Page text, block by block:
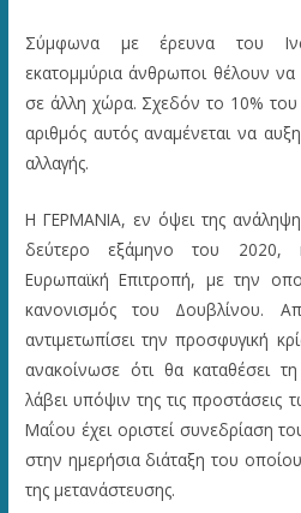
Σύμφωνα με έρευνα του
εκατομμύρια άνθρωποι θέλουν
σε άλλη χώρα. Σχεδόν το 10%
αριθμός αυτός αναμένεται να
αλλαγής.
Η ΓΕΡΜΑΝΙΑ, εν όψει της
δεύτερο εξάμηνο του 2020,
Ευρωπαϊκή Επιτροπή, με την
κανονισμός του Δουβλίνου.
αντιμετωπίσει την προσφυγική
ανακοίνωσε ότι θα καταθέσει
λάβει υπόψιν της τις
Μαΐου έχει οριστεί συνεδρίαση
στην ημερήσια διάταξη του
της μετανάστευσης.